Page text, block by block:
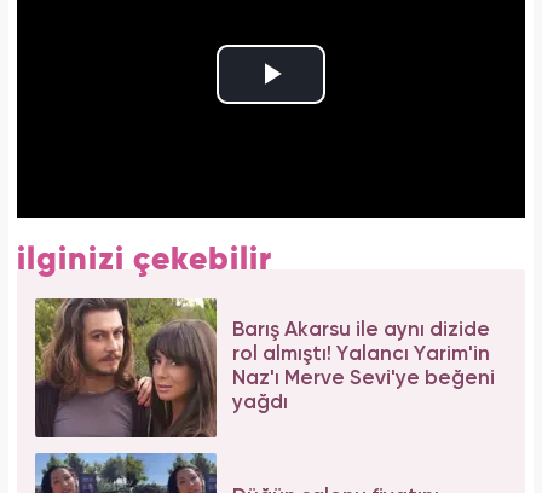
ilginizi çekebilir
Barış Akarsu ile aynı dizide
rol almıştı! Yalancı Yarim'in
Naz'ı Merve Sevi'ye beğeni
yağdı